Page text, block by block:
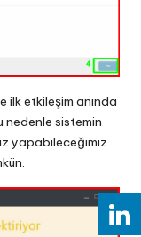
ilk etkileşim anında
nedenle sistemin
yapabileceğimiz